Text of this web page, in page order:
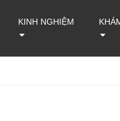
KINH NGHIỆM